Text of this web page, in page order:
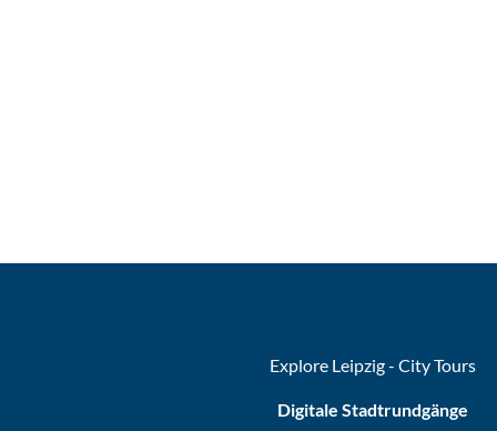
Explore Leipzig - City Tours
Digitale Stadtrundgänge